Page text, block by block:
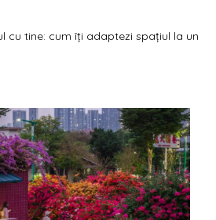
cu tine: cum îți adaptezi spațiul la un